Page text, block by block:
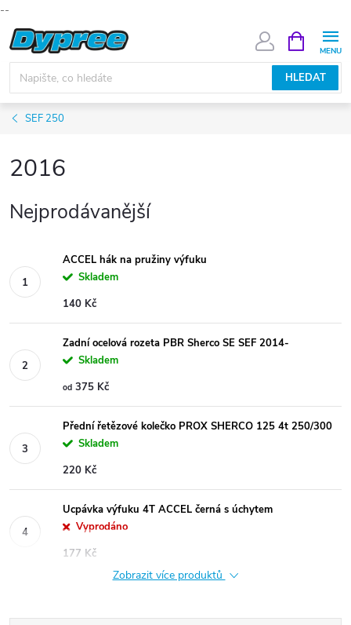
--
Přejít
na
obsah
HLEDAT
NÁKUPNÍ
KOŠÍK
SEF 250
2016
Nejprodávanější
ACCEL hák na pružiny výfuku
Skladem
140 Kč
Zadní ocelová rozeta PBR Sherco SE SEF 2014-
Skladem
od 375 Kč
Přední řetězové kolečko PROX SHERCO 125 4t 250/300
Skladem
220 Kč
Ucpávka výfuku 4T ACCEL černá s úchytem
Vyprodáno
177 Kč
Zobrazit více produktů